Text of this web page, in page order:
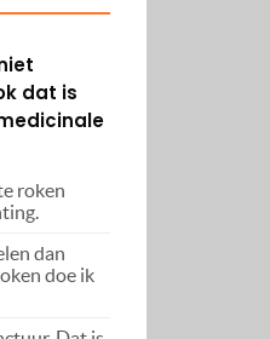
dat is
roken
dan
doe ik